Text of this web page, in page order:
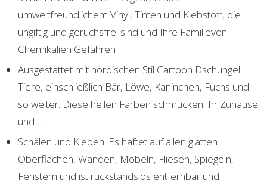
umweltfreundlichem Vinyl, Tinten und Klebstoff, die
ungiftig und geruchsfrei sind und Ihre Familievon
Chemikalien Gefahren
Ausgestattet mit nordischen Stil Cartoon Dschungel
Tiere, einschließlich Bär, Löwe, Kaninchen, Fuchs und
so weiter. Diese hellen Farben schmücken Ihr Zuhause
und…
Schälen und Kleben: Es haftet auf allen glatten
Oberflächen, Wänden, Möbeln, Fliesen, Spiegeln,
Fenstern und ist rückstandslos entfernbar und